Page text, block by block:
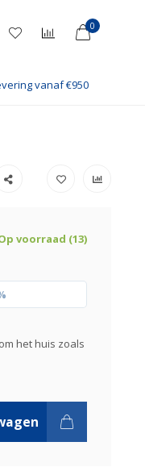
0
vanaf €950
voorraad (13)
het huis zoals